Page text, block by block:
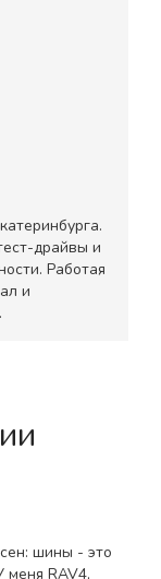
драйвы и
Работая
и
шины - это
меня RAV4,